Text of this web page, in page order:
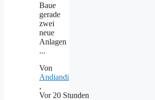
Baue
gerade
zwei
neue
Anlagen
...
Von
Andiandi
,
Vor 20 Stunden